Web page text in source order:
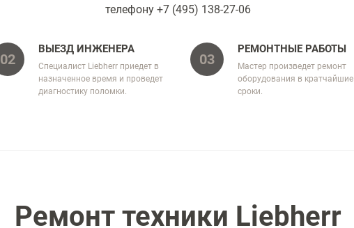
телефону +7 (495) 138-27-06
02
ВЫЕЗД ИНЖЕНЕРА
Специалист Liebherr приедет в
назначенное время и проведет
диагностику поломки.
03
РЕМОНТНЫЕ РАБОТЫ
Мастер произведет ремонт
оборудования в кратчайшие
сроки.
Ремонт техники Liebherr